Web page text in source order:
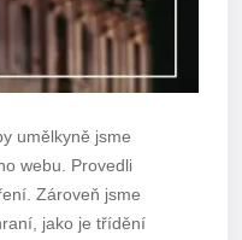
umělkyně jsme
webu. Provedli
Zároveň jsme
jako je třídění